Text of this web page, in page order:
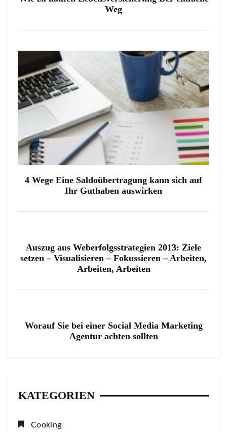
Weg
4 Wege Eine Saldoübertragung kann sich auf
Ihr Guthaben auswirken
Auszug aus Weberfolgsstrategien 2013: Ziele
setzen – Visualisieren – Fokussieren – Arbeiten,
Arbeiten, Arbeiten
Worauf Sie bei einer Social Media Marketing
Agentur achten sollten
KATEGORIEN
Cooking